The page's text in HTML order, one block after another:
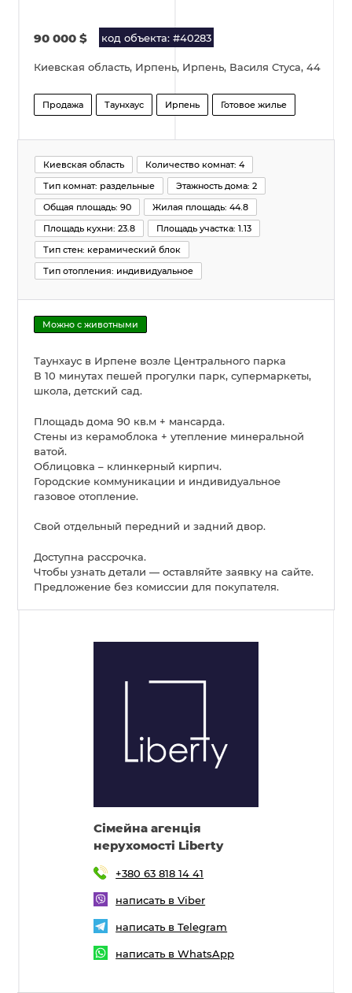
90 000 $ код объекта: #40283
Киевская область, Ирпень, Ирпень, Василя Стуса, 44
Продажа Таунхаус Ирпень Готовое жилье
Киевская область
Количество комнат: 4
Тип комнат: раздельные
Этажность дома: 2
Общая площадь: 90
Жилая площадь: 44.8
Площадь кухни: 23.8
Площадь участка: 1.13
Тип стен: керамический блок
Тип отопления: индивидуальное
Можно с животными
Таунхаус в Ирпене возле Центрального парка
В 10 минутах пешей прогулки парк, супермаркеты,
школа, детский сад.
Площадь дома 90 кв.м + мансарда.
Стены из керамоблока + утепление минеральной
ватой.
Облицовка – клинкерный кирпич.
Городские коммуникации и индивидуальное
газовое отопление.
Свой отдельный передний и задний двор.
Доступна рассрочка.
Чтобы узнать детали — оставляйте заявку на сайте.
Предложение без комиссии для покупателя.
Cімейна агенція
нерухомості Liberty
+380 63 818 14 41
написать в Viber
написать в Telegram
написать в WhatsApp